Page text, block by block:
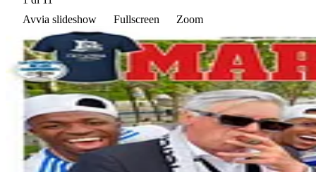
Avvia slideshow
Fullscreen Zoom